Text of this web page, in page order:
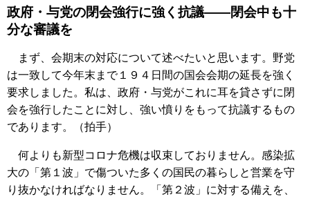
政府・与党の閉会強行に強く抗議――閉会中も十
分な審議を
まず、会期末の対応について述べたいと思います。野党
は一致して今年末まで１９４日間の国会会期の延長を強く
要求しました。私は、政府・与党がこれに耳を貸さずに閉
会を強行したことに対し、強い憤りをもって抗議するもの
であります。（拍手）
何よりも新型コロナ危機は収束しておりません。感染拡
大の「第１波」で傷ついた多くの国民の暮らしと営業を守
り抜かなければなりません。「第２波」に対する備えを、